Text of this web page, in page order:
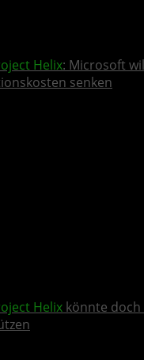
Helix: Microsoft
senken
Helix könnte doch